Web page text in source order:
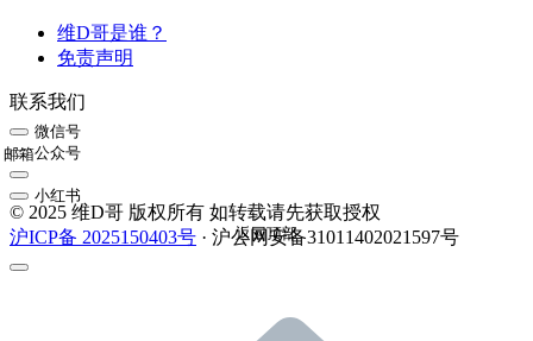
维D哥是谁？
免责声明
联系我们
微信号
公众号
邮箱
小红书
© 2025 维D哥 版权所有 如转载请先获取授权
沪ICP备 2025150403号 · 沪公网安备31011402021597号
返回顶部